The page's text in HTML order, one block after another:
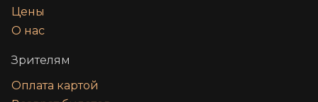
Цены
О нас
Зрителям
Оплата картой